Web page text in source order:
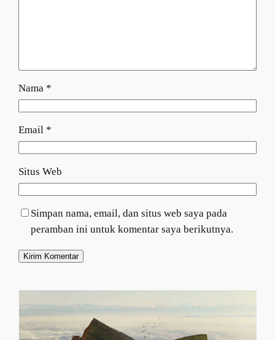
Nama *
Email *
Situs Web
Simpan nama, email, dan situs web saya pada
peramban ini untuk komentar saya berikutnya.